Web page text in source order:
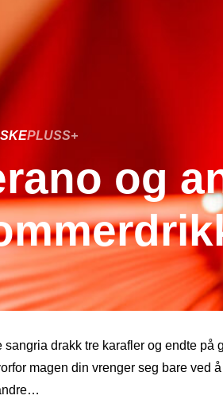
PLUSS+
og
sangria drakk tre karafler og endte på
magen din vrenger seg bare ved